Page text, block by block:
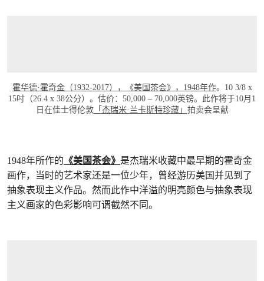
霍华德·霍奇金（1932-2017），《美国茶会》，1948年作。10 3/8 x
15吋（26.4 x 38公分）。估价：50,000 – 70,000英镑。此作将于10月1
日在佳士得伦敦「杰瑞米·兰卡斯特珍藏」 拍卖会呈献
1948年所作的 《美国茶会》 是杰瑞米收藏中最早期的霍奇金
画作，当时的艺术家还是一位少年，曾经游历美国并见到了
抽象表现主义作品。然而此作中洋溢的明亮颜色与抽象表现
主义画家的色彩影响可谓截然不同。